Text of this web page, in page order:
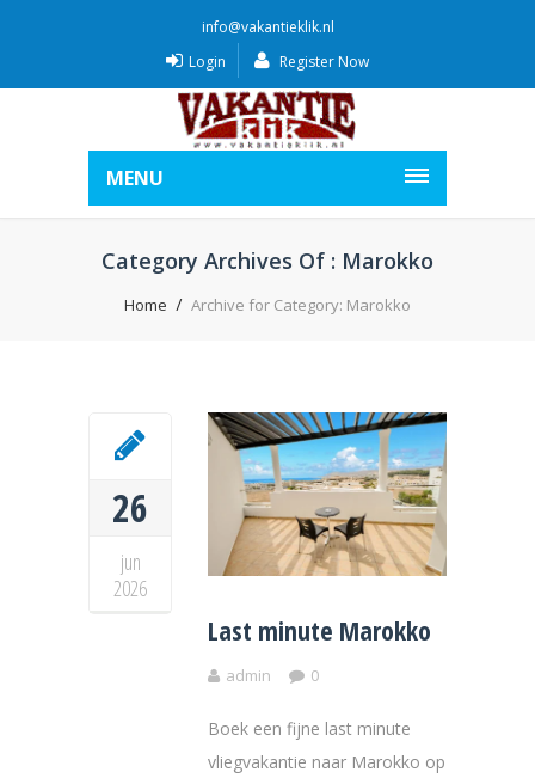
info@vakantieklik.nl
Login
Register Now
MENU
Category Archives Of : Marokko
Home Archive for Category: Marokko
26
jun
2026
Last minute Marokko
admin 0
Boek een fijne last minute
vliegvakantie naar Marokko op